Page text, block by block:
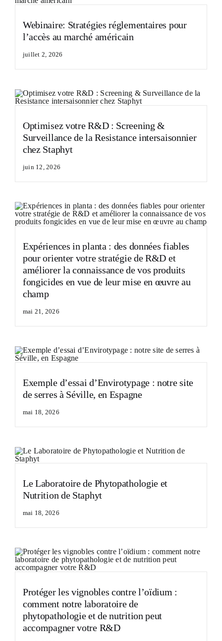
Webinaire: Stratégies réglementaires pour
l’accès au marché américain
juillet 2, 2026
Optimisez votre R&D : Screening &
Surveillance de la Resistance intersaisonnier
chez Staphyt
juin 12, 2026
Expériences in planta : des données fiables
pour orienter votre stratégie de R&D et
améliorer la connaissance de vos produits
fongicides en vue de leur mise en œuvre au
champ
mai 21, 2026
Exemple d’essai d’Envirotypage : notre site
de serres à Séville, en Espagne
mai 18, 2026
Le Laboratoire de Phytopathologie et
Nutrition de Staphyt
mai 18, 2026
Protéger les vignobles contre l’oïdium :
comment notre laboratoire de
phytopathologie et de nutrition peut
accompagner votre R&D